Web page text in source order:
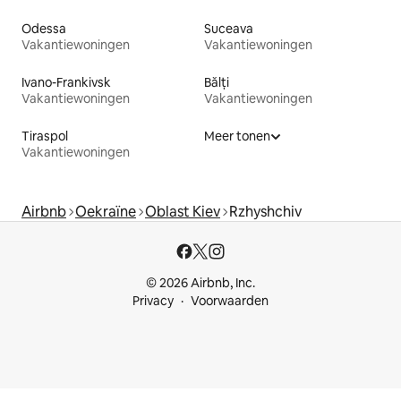
Odessa
Vakantiewoningen
Suceava
Vakantiewoningen
Ivano-Frankivsk
Vakantiewoningen
Bălți
Vakantiewoningen
Tiraspol
Vakantiewoningen
Meer tonen
Airbnb Oekraïne Oblast Kiev Rzhyshchiv
© 2026 Airbnb, Inc.
Privacy
Voorwaarden